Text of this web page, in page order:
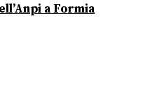
a Formia